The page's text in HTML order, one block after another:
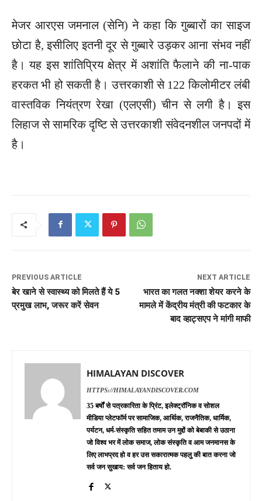
मेजर आरएस जमनाल (सेनि) ने कहा कि गुब्बारों का साइज
छोटा है, इसीलिए इतनी दूर से गुब्बारे उड़कर आना संभव नहीं
है। यह इस शांतिप्रिय क्षेत्र में अशांति फैलाने की ना-पाक
हरकत भी हो सकती है। उत्तरकाशी से 122 किलोमीटर लंबी
वास्तविक नियंत्रण रेखा (एलएसी) चीन से लगी है। इस
लिहाज से सामरिक दृष्टि से उत्तरकाशी संवेदनशील जनपदों में
है।
PREVIOUS ARTICLE
बेर खाने से स्वास्थ्य को मिलते हैं ये 5
प्रमुख लाभ, जरूर करें सेवन
NEXT ARTICLE
भारत का गलत नक्शा शेयर करने के
मामले में केंद्रीय मंत्री की फटकार के
बाद व्हाट्सएप ने मांगी माफी
HIMALAYAN DISCOVER
HTTPS://HIMALAYANDISCOVER.COM
35 बर्षों से पत्रकारिता के प्रिंट, इलेक्ट्रॉनिक व सोशल
मीडिया प्लेटफॉर्म पर सामाजिक, आर्थिक, राजनैतिक, धार्मिक,
पर्यटन, धर्म-संस्कृति सहित तमाम उन मुद्दों को बेबाकी से उठाना
जो विश्व भर में लोक समाज, लोक संस्कृति व आम जनमानस के
लिए लाभप्रद हो व हर उस सकारात्मक पहलु की बात करना जो
सर्व जन सुखाय: सर्व जन हिताय हो.